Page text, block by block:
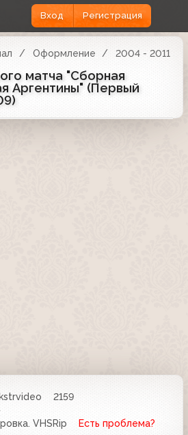
Вход Регистрация
Оформление 2004 - 2011
матча "Сборная
Аргентины" (Первый
kstrvideo
2159
VHSRip
Есть проблема?